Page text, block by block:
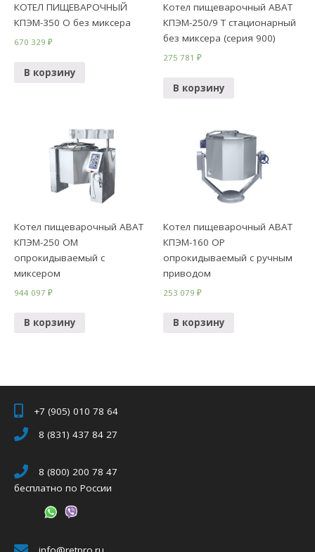
КОТЕЛ ПИЩЕВАРОЧНЫЙ
КПЭМ-350 О без миксера
670 329₽
В корзину
Котел пищеварочный ABAT
КПЭМ-250/9 Т стационарный
без миксера (серия 900)
275 781₽
В корзину
Котел пищеварочный ABAT
КПЭМ-250 ОМ
опрокидываемый с
миксером
944 097₽
В корзину
Котел пищеварочный ABAT
КПЭМ-160 ОР
опрокидываемый с ручным
приводом
253 079₽
В корзину
+7 (905) 010 78 64
8 (831) 437 84 27
8 (800) 200 78 47
бесплатно по России